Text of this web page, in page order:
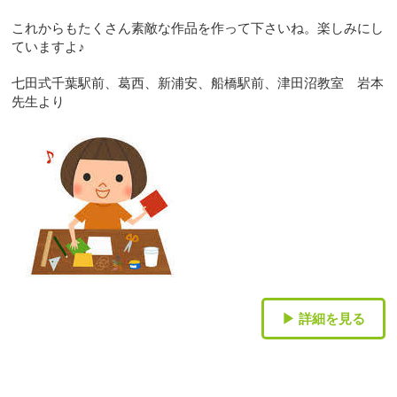
これからもたくさん素敵な作品を作って下さいね。楽しみにし
ていますよ♪
七田式千葉駅前、葛西、新浦安、船橋駅前、津田沼教室 岩本
先生より
▶ 詳細を見る